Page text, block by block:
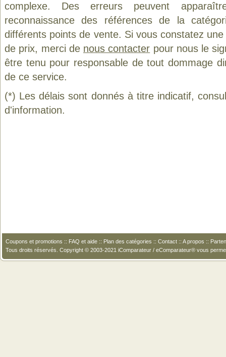
complexe. Des erreurs peuvent
reconnaissance des références de la
différents points de vente. Si vous constatez
de prix, merci de nous contacter pour nous le
être tenu pour responsable de tout dommage
de ce service.
(*) Les délais sont donnés à titre indicatif,
d'information.
Coupons et promotions :: FAQ et aide :: Plan des catégories :: Contact :: A propos ::
Tous droits réservés. Copyright © 2003-2021 iComparateur / eComparateur® vous